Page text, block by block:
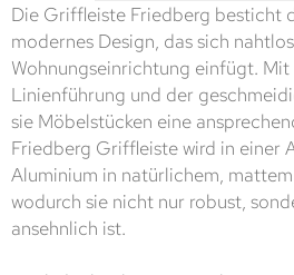
Die Griffleiste Friedberg besticht
modernes Design, das sich
Wohnungseinrichtung einfügt. Mit
Linienführung und der
sie Möbelstücken eine
Friedberg Griffleiste wird in einer
Aluminium in natürlichem,
wodurch sie nicht nur robust,
ansehnlich ist.